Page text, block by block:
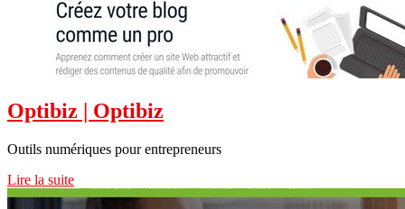
Optibiz | Optibiz
Outils numériques pour entrepreneurs
Lire la suite